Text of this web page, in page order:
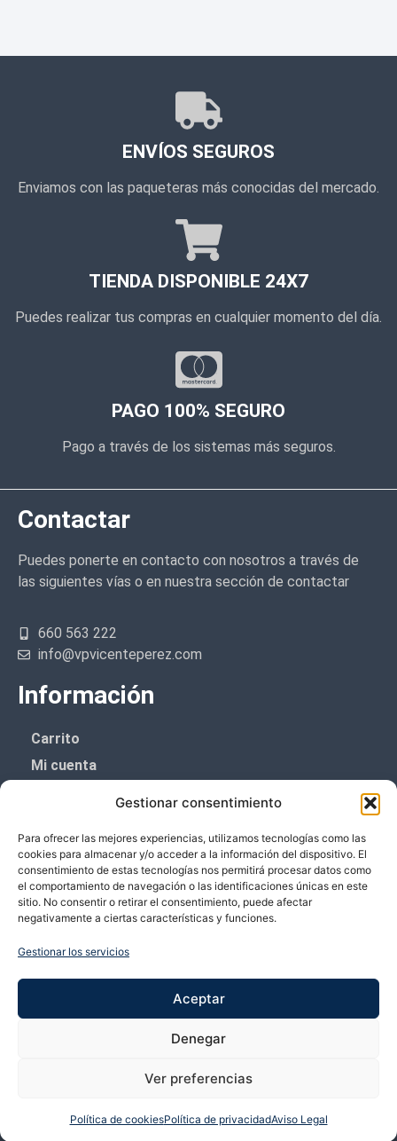
Gestionar consentimiento
Para ofrecer las mejores experiencias, utilizamos tecnologías como las
cookies para almacenar y/o acceder a la información del dispositivo. El
consentimiento de estas tecnologías nos permitirá procesar datos como
el comportamiento de navegación o las identificaciones únicas en este
sitio. No consentir o retirar el consentimiento, puede afectar
negativamente a ciertas características y funciones.
Gestionar los servicios
Aceptar
Denegar
Ver preferencias
Política de cookiesPolítica de privacidadAviso Legal
ENVÍOS SEGUROS
Enviamos con las paqueteras más conocidas del mercado.
TIENDA DISPONIBLE 24X7
Puedes realizar tus compras en cualquier momento del día.
PAGO 100% SEGURO
Pago a través de los sistemas más seguros.
Contactar
Puedes ponerte en contacto con nosotros a través de
las siguientes vías o en nuestra sección de contactar
660 563 222
info@vpvicenteperez.com
Información
Carrito
Mi cuenta
Política de cookies (UE)
Boletín de noticias
¡¡Suscríbete y prometemos no dar mucho el
Te enviaremos sólo cosas importantes.
Copyright © 2026 VP Vicente Perez | Desarrollado por Bubango Networks